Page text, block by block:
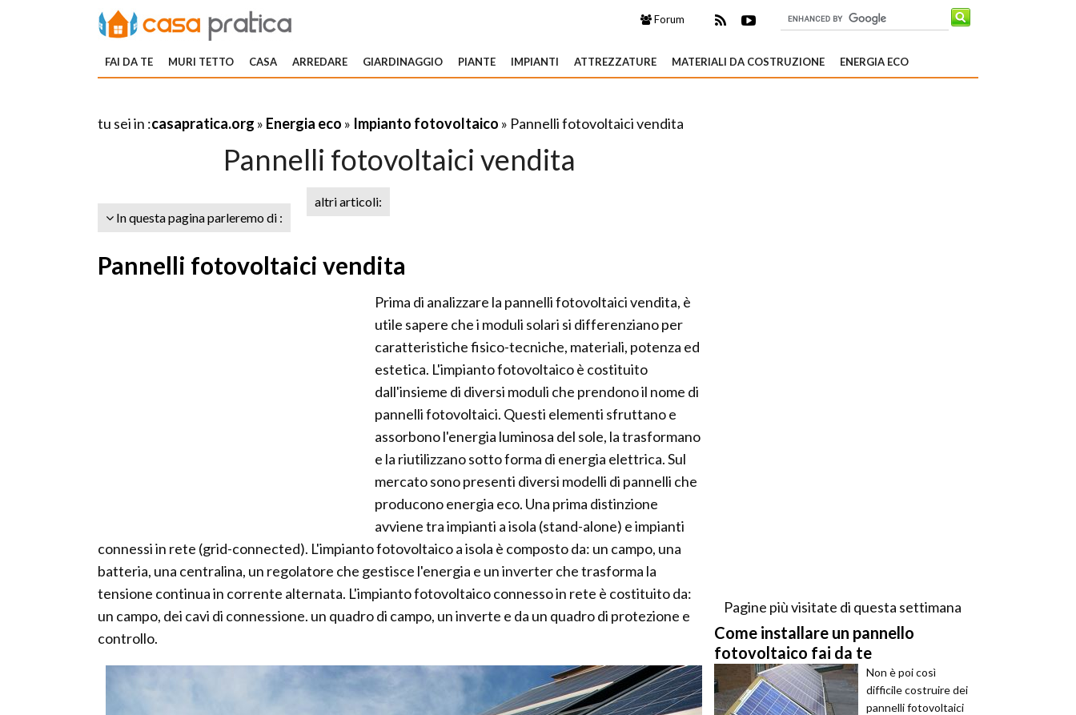
Forum
FAI DA TE MURI TETTO CASA ARREDARE GIARDINAGGIO PIANTE IMPIANTI ATTREZZATURE MATERIALI DA COSTRUZIONE ENERGIA ECO
tu sei in :casapratica.org » Energia eco » Impianto fotovoltaico » Pannelli fotovoltaici vendita
Pannelli fotovoltaici vendita
In questa pagina parleremo di :
altri articoli:
Pannelli fotovoltaici vendita
Prima di analizzare la pannelli fotovoltaici vendita, è
utile sapere che i moduli solari si differenziano per
caratteristiche fisico-tecniche, materiali, potenza ed
estetica. L'impianto fotovoltaico è costituito
dall'insieme di diversi moduli che prendono il nome di
pannelli fotovoltaici. Questi elementi sfruttano e
assorbono l'energia luminosa del sole, la trasformano
e la riutilizzano sotto forma di energia elettrica. Sul
mercato sono presenti diversi modelli di pannelli che
producono energia eco. Una prima distinzione
avviene tra impianti a isola (stand-alone) e impianti
connessi in rete (grid-connected). L'impianto fotovoltaico a isola è composto da: un campo, una
batteria, una centralina, un regolatore che gestisce l'energia e un inverter che trasforma la
tensione continua in corrente alternata. L'impianto fotovoltaico connesso in rete è costituito da:
un campo, dei cavi di connessione. un quadro di campo, un inverte e da un quadro di protezione e
controllo.
Pagine più visitate di questa settimana
Come installare un pannello
fotovoltaico fai da te
Non è poi così
difficile costruire dei
pannelli fotovoltaici